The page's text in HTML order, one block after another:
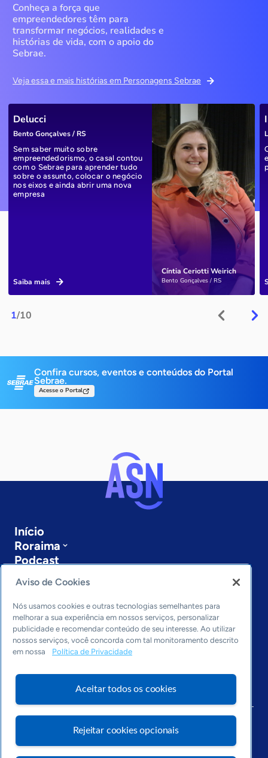
Conheça a força que
empreendedores têm para
transformar negócios, realidades e
histórias de vida, com o apoio do
Sebrae.
Veja essa e mais histórias em Personagens Sebrae
1/10
Cíntia Ceriotti Weirich
Bento Gonçalves / RS
Delucci
Bento Gonçalves / RS
Sem saber muito sobre
empreendedorismo, o casal contou
com o Sebrae para aprender tudo
sobre o assunto, colocar o negócio
nos eixos e ainda abrir uma nova
empresa
Saiba mais
Confira cursos, eventos e conteúdos do Portal
Sebrae.
Acesse o Portal
Início
Roraima
Podcast
Últimas notícias
Entre em contato
Editorias
Economia & Política
Inovação & Tecnologia
Arquivo
Aviso de Cookies
Nós usamos cookies e outras tecnologias semelhantes para
melhorar a sua experiência em nossos serviços, personalizar
publicidade e recomendar conteúdo de seu interesse. Ao utilizar
nossos serviços, você concorda com tal monitoramento descrito
em nossa
Política de Privacidade
Aceitar todos os cookies
Rejeitar cookies opcionais